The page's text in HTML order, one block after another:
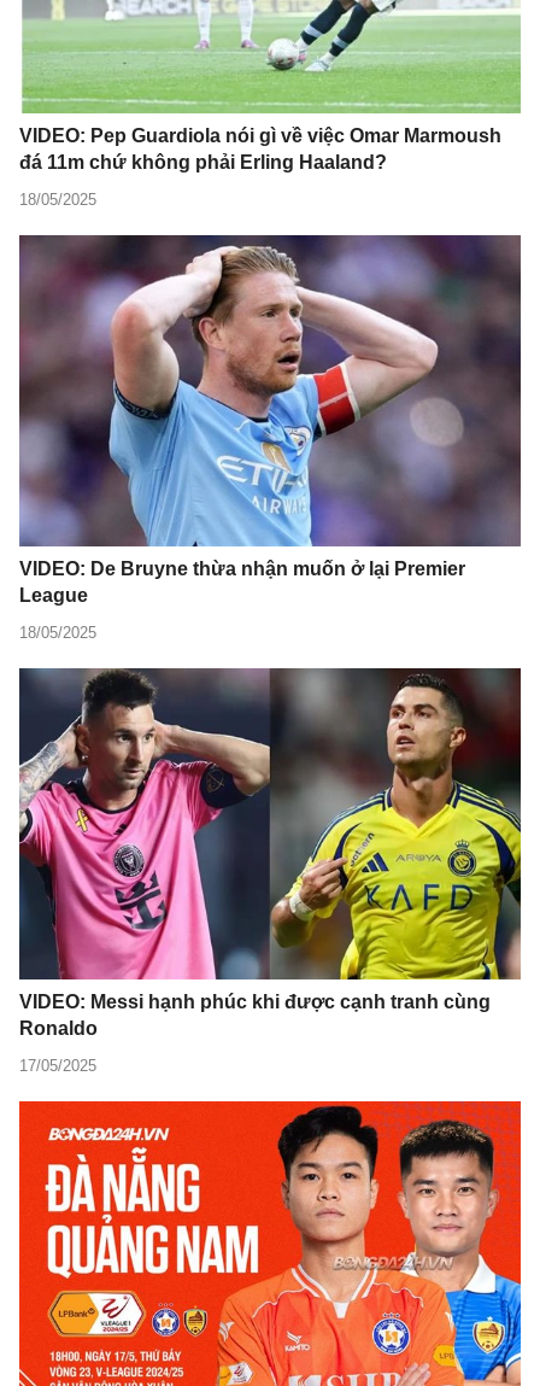
VIDEO: Pep Guardiola nói gì về việc Omar Marmoush
đá 11m chứ không phải Erling Haaland?
18/05/2025
VIDEO: De Bruyne thừa nhận muốn ở lại Premier
League
18/05/2025
VIDEO: Messi hạnh phúc khi được cạnh tranh cùng
Ronaldo
17/05/2025